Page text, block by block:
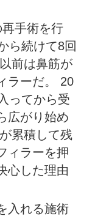
手術を行
ら続けて8回
前は鼻筋が
ラーだ。 20
ってから受
広がり始め
累積して残
ィラーを押
心した理由
入れる施術